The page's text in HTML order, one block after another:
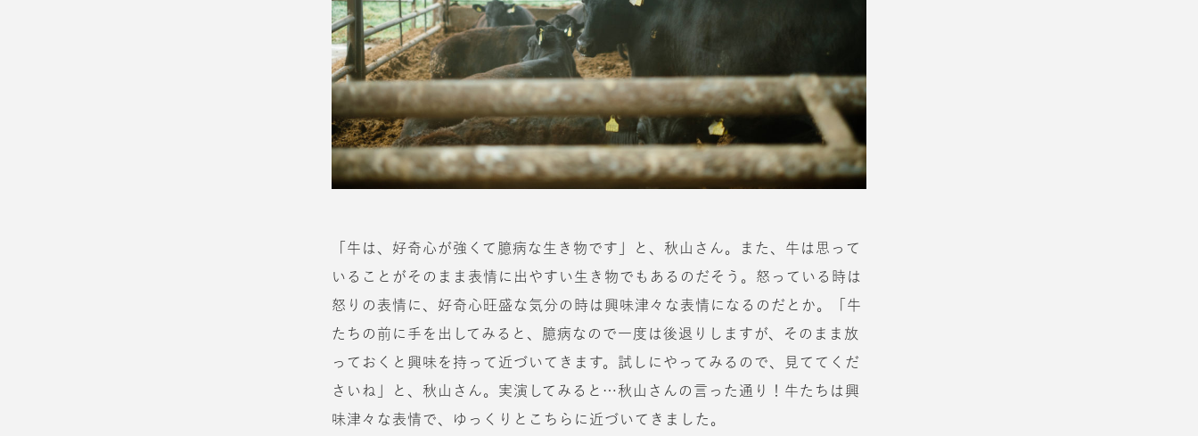
「牛は、好奇心が強くて臆病な生き物です」と、秋山さん。また、牛は思って
いることがそのまま表情に出やすい生き物でもあるのだそう。怒っている時は
怒りの表情に、好奇心旺盛な気分の時は興味津々な表情になるのだとか。「牛
たちの前に手を出してみると、臆病なので一度は後退りしますが、そのまま放
っておくと興味を持って近づいてきます。試しにやってみるので、見ててくだ
さいね」と、秋山さん。実演してみると…秋山さんの言った通り！牛たちは興
味津々な表情で、ゆっくりとこちらに近づいてきました。